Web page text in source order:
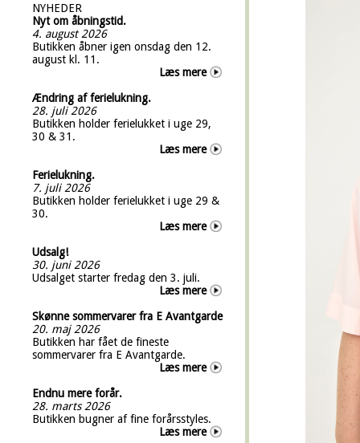
NYHEDER
Nyt om åbningstid.
4. august 2026
Butikken åbner igen onsdag den 12.
august kl. 11.
Læs mere
Ændring af ferielukning.
28. juli 2026
Butikken holder ferielukket i uge 29,
30 & 31.
Læs mere
Ferielukning.
7. juli 2026
Butikken holder ferielukket i uge 29 &
30.
Læs mere
Udsalg!
30. juni 2026
Udsalget starter fredag den 3. juli.
Læs mere
Skønne sommervarer fra E Avantgarde
20. maj 2026
Butikken har fået de fineste
sommervarer fra E Avantgarde.
Læs mere
Endnu mere forår.
28. marts 2026
Butikken bugner af fine forårsstyles.
Læs mere